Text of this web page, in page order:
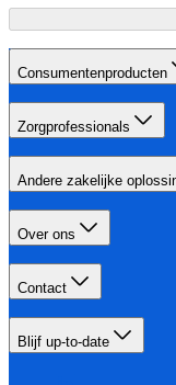
Consumentenproducten
Zorgprofessionals
Andere zakelijke
Over ons
Contact
Blijf up-to-date